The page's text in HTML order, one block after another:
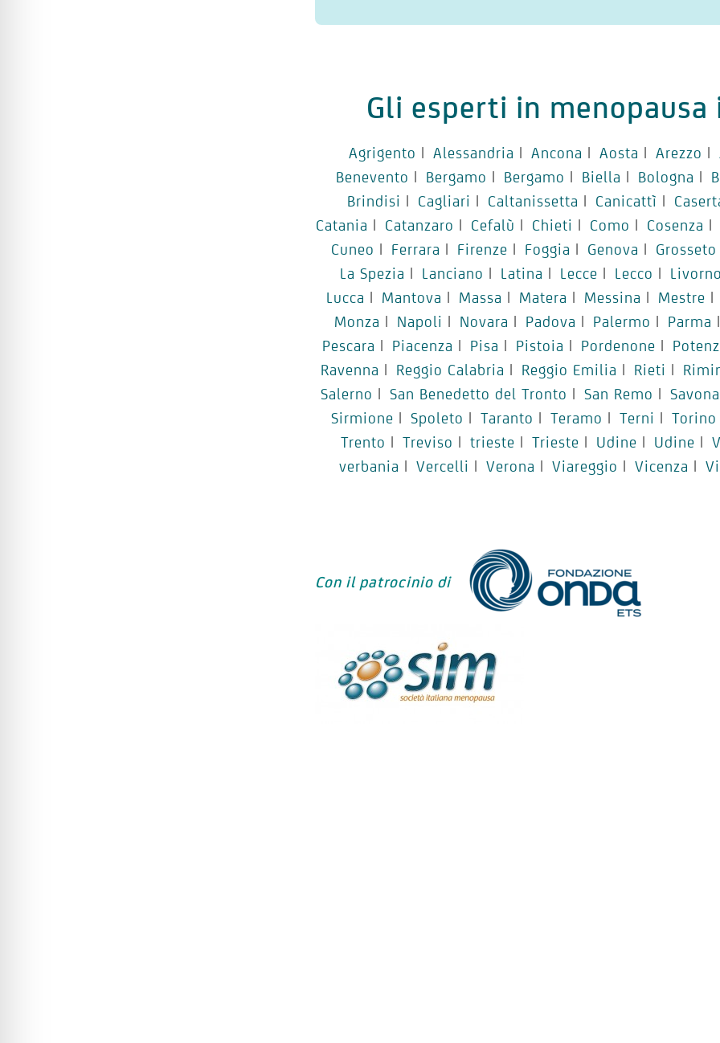
Gli esperti in
Agrigento | Alessandria | Ancona | Aosta | Arezzo |
Benevento | Bergamo | Bergamo | Biella | Bologna |
Brindisi | Cagliari | Caltanissetta | Canicattì |
Catania | Catanzaro | Cefalù | Chieti | Como | Cosenza |
Cuneo | Ferrara | Firenze | Foggia | Genova | Grosseto
La Spezia | Lanciano | Latina | Lecce | Lecco | Livorno
Lucca | Mantova | Massa | Matera | Messina | Mestre |
Monza | Napoli | Novara | Padova | Palermo | Parma |
Pescara | Piacenza | Pisa | Pistoia | Pordenone |
Ravenna | Reggio Calabria | Reggio Emilia | Rieti |
Salerno | San Benedetto del Tronto | San Remo | Savona
Sirmione | Spoleto | Taranto | Teramo | Terni | Torino
Trento | Treviso | trieste | Trieste | Udine | Udine |
verbania | Vercelli | Verona | Viareggio | Vicenza |
Con il patrocinio di